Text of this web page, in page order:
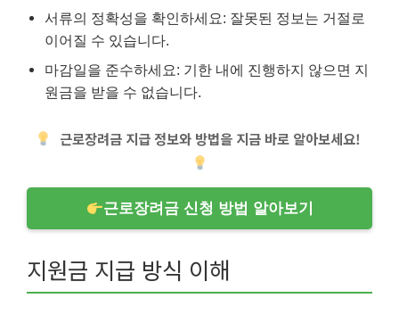
서류의 정확성을 확인하세요: 잘못된 정보는 거절로
이어질 수 있습니다.
마감일을 준수하세요: 기한 내에 진행하지 않으면 지
원금을 받을 수 없습니다.
근로장려금 지급 정보와 방법을 지금 바로 알아보세요!
근로장려금 신청 방법 알아보기
지원금 지급 방식 이해